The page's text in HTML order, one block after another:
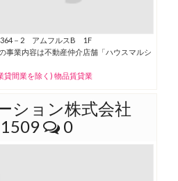
－2 アムフルスB 1F
業内容は不動産仲介店舗「ハウスマルシ
貸間業を除く) 物品賃貸業
ション株式会社
1509 0